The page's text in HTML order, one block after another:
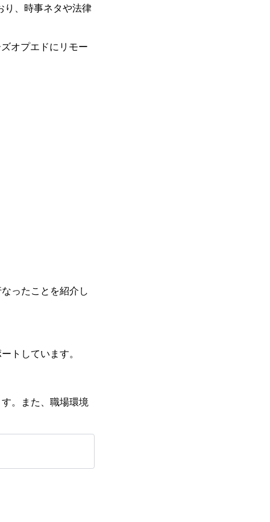
り、時事ネタや法律
オプエドにリモー
ったことを紹介し
トしています。
。また、職場環境